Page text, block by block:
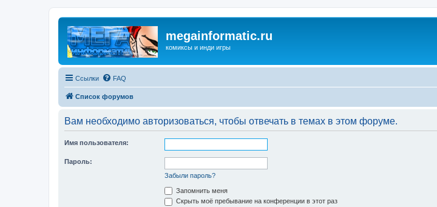
megainformatic.ru
комиксы и инди игры
Ссылки FAQ
Список форумов
Вам необходимо авторизоваться, чтобы отвечать в темах в этом форуме.
Имя пользователя:
Пароль:
Забыли пароль?
Запомнить меня
Скрыть моё пребывание на конференции в этот раз